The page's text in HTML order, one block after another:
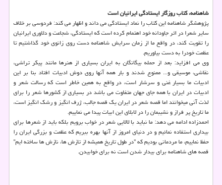
شاهنامه، کتاب روزگار ایستادگی ایرانیان است
پژوهشگر شاهنامه این کتاب را نماد ایستادگی می داند و اظهار می کند: فردوسی بر خلاف
سایر شعرا در اثر جاودانه خود اهتمام کرده است که ایستادگی، شجاعت و دلاوری ایرانیان
را تقویت کند، در واقع ما از زمان سرایش شاهنامه دست روی زانوی خود گذاشتیم تا
عظمت خودرا به دست بیاوریم.
وی می افزاید: بعد از حمله بیگانگان به ایران بسیاری از هنرها مانند پیکر تراشی،
نقاشی، موسیقی و... ممنوع شدند و بار همه آنها روی دوش ادبیات افتاد بنا بر این
ادبیات ما بسیار غنی و سرشار است، در واقع به همین خاطر است که رسالت شعر و
ادبیات در ایران با همه جای جهان متفاوت می باشد در بسیاری از کشورها شعر را برای
لذت آنی میخوانند اما قصه شعر در ایران یک قصه جالب، ژرف انگیز و رشک انگیز است،
ما تاریخ پر فراز و نشیبمان را در لابلای این ابیات پیدا می نماییم.
احمدزاده ادامه می دهد: ما نباید با لالایی شعر در خواب برویم بلکه باید از شعرها برای
بیداری استفاده نمائیم و در دنیای امروز از آنها بهره ببریم که عظمت و بزرگی ایران را
حفظ نماییم، ما مردمانی بودیم که "در طول تاریخ همیشه از تازش ها، نازش ها ساخته ایم"
قصه های شاهنامه برای بیدار شدن است نه برای خوابیدن.